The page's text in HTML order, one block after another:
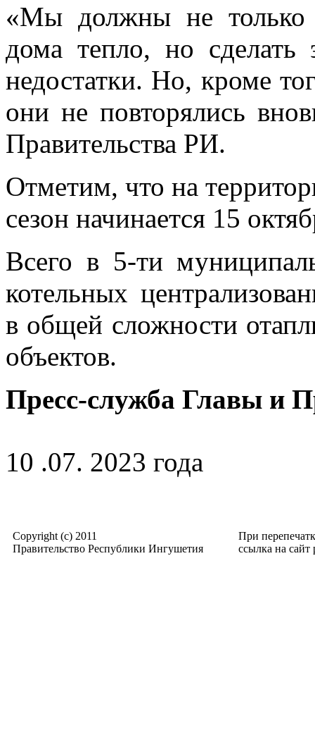
«Мы должны не только
дома тепло, но сделать
недостатки. Но, кроме
они не повторялись
Правительства РИ.
Отметим, что на
сезон начинается 15
Всего в 5-ти
котельных
в общей сложности
объектов.
Пресс-служба Главы и
10 .07. 2023 года
Copyright (c) 2011
Правительство Республики Ингушетия
При
ссылка на сайт